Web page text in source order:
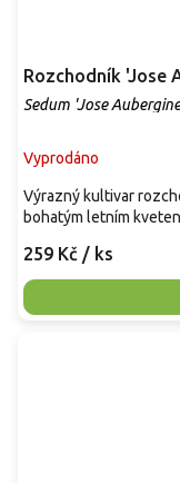
Rozchodník 'Jose
Sedum 'Jose
Vyprodáno
259 Kč / ks
Výrazný kultivar
bohatým letním